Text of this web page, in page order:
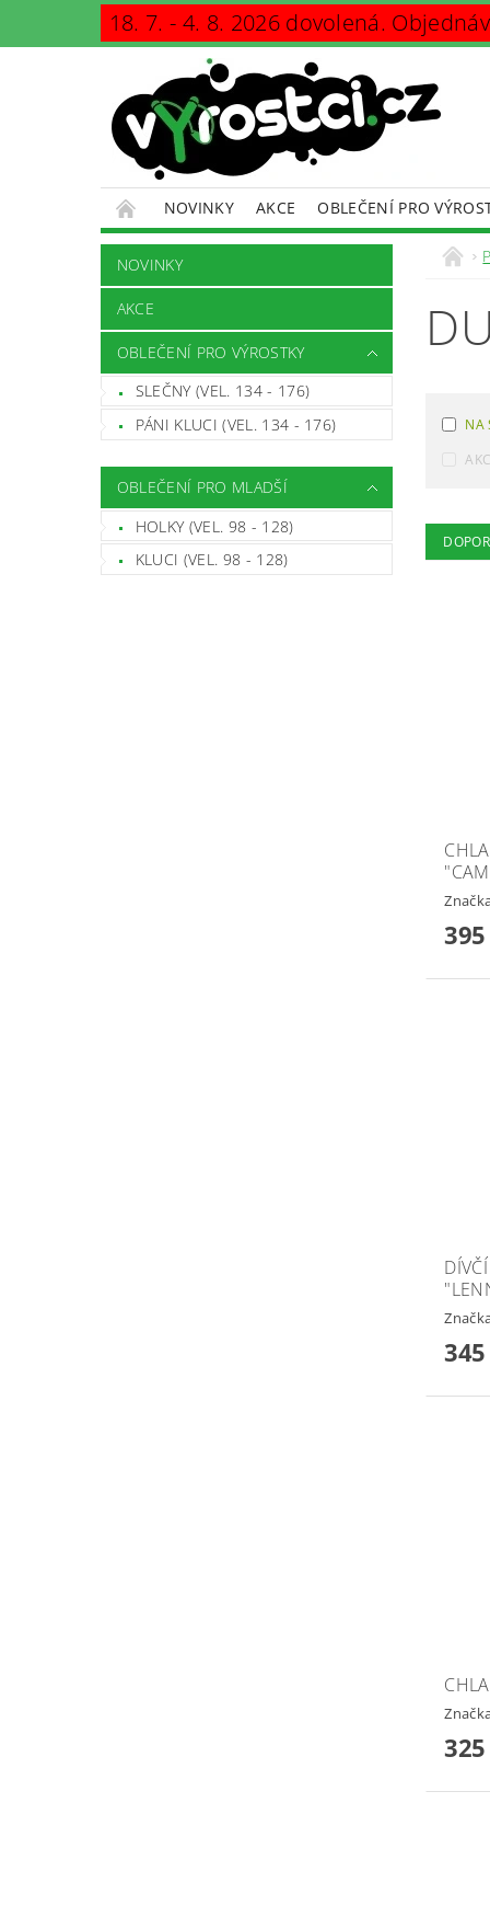
18. 7. - 4. 8. 2026 dovolená.
NOVINKY AKCE
OBLEČENÍ PRO
KONTAKTY
PODMÍNKY OCHRANY OSOBNÍCH
NOVINKY
AKCE
OBLEČENÍ PRO VÝROSTKY
SLEČNY (VEL. 134 - 176)
PÁNI KLUCI (VEL. 134 - 176)
OBLEČENÍ PRO MLADŠÍ
HOLKY (VEL. 98 - 128)
KLUCI (VEL. 98 - 128)
NA